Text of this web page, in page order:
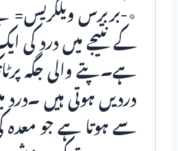
٭-بربرس ویلگریس=
کے نتیجے میں درد کی
ہے۔پتے والی جگہ
دردیں ہوتی ہیں ۔درد
سے ہوتا ہے جو معدہ